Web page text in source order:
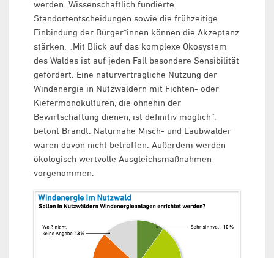
werden. Wissenschaftlich fundierte
Standortentscheidungen sowie die frühzeitige
Einbindung der Bürger*innen können die Akzeptanz
stärken. „Mit Blick auf das komplexe Ökosystem
des Waldes ist auf jeden Fall besondere Sensibilität
gefordert. Eine naturverträgliche Nutzung der
Windenergie in Nutzwäldern mit Fichten- oder
Kiefermonokulturen, die ohnehin der
Bewirtschaftung dienen, ist definitiv möglich“,
betont Brandt. Naturnahe Misch- und Laubwälder
wären davon nicht betroffen. Außerdem werden
ökologisch wertvolle Ausgleichsmaßnahmen
vorgenommen.